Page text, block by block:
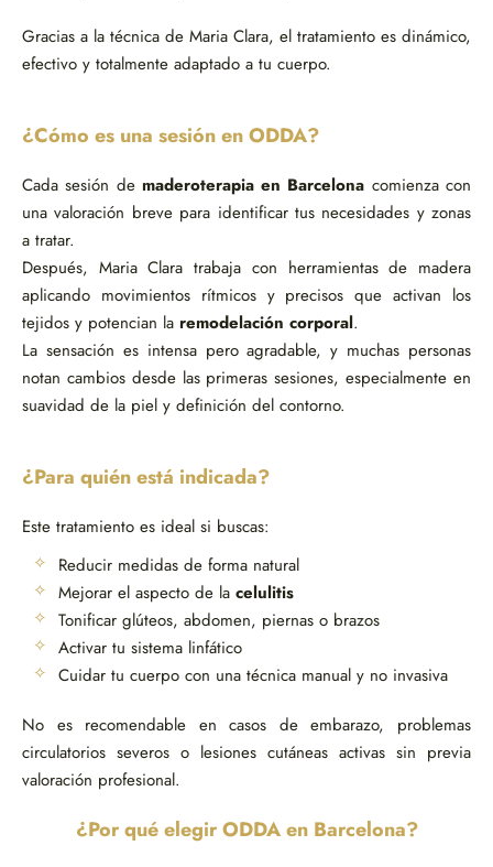
Gracias a la técnica de Maria Clara, el tratamiento es dinámico,
efectivo y totalmente adaptado a tu cuerpo.
¿Cómo es una sesión en ODDA?
Cada sesión de maderoterapia en Barcelona comienza con
una valoración breve para identificar tus necesidades y zonas
a tratar.
Después, Maria Clara trabaja con herramientas de madera
aplicando movimientos rítmicos y precisos que activan los
tejidos y potencian la remodelación corporal.
La sensación es intensa pero agradable, y muchas personas
notan cambios desde las primeras sesiones, especialmente en
suavidad de la piel y definición del contorno.
¿Para quién está indicada?
Este tratamiento es ideal si buscas:
Reducir medidas de forma natural
Mejorar el aspecto de la celulitis
Tonificar glúteos, abdomen, piernas o brazos
Activar tu sistema linfático
Cuidar tu cuerpo con una técnica manual y no invasiva
No es recomendable en casos de embarazo, problemas
circulatorios severos o lesiones cutáneas activas sin previa
valoración profesional.
¿Por qué elegir ODDA en Barcelona?